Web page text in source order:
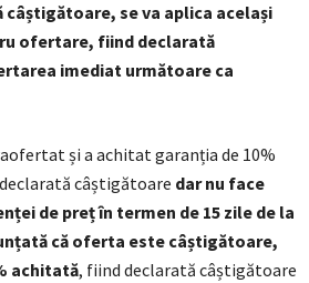
se va aplica același
ofertare, fiind declarată
imediat următoare ca
și a achitat garanția de 10%
câștigătoare dar nu face
de preț în termen de 15 zile de la
că oferta este câștigătoare,
achitată, fiind declarată câștigătoare